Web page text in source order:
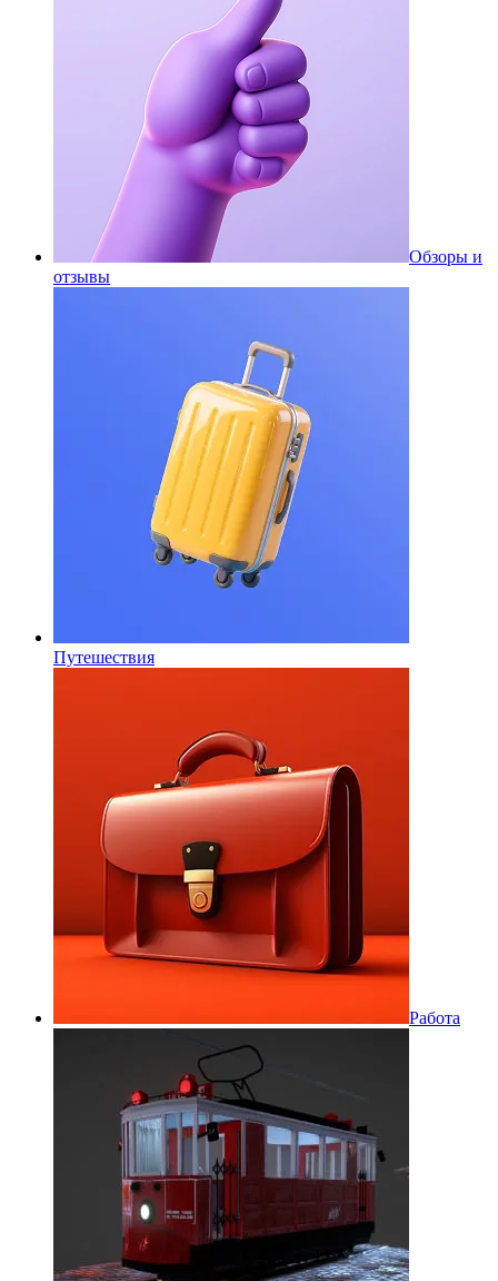
Обзоры и
отзывы
Путешествия
Работа